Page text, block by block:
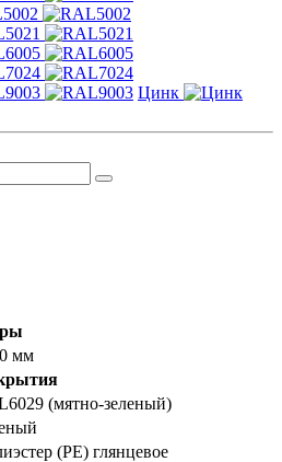
Цинк
мм
(мятно-зеленый)
(PE) глянцевое